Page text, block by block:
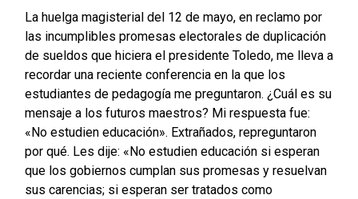
La huelga magisterial del 12 de mayo, en reclamo por
las incumplibles promesas electorales de duplicación
de sueldos que hiciera el presidente Toledo, me lleva a
recordar una reciente conferencia en la que los
estudiantes de pedagogía me preguntaron. ¿Cuál es su
mensaje a los futuros maestros? Mi respuesta fue:
«No estudien educación». Extrañados, repreguntaron
por qué. Les dije: «No estudien educación si esperan
que los gobiernos cumplan sus promesas y resuelvan
sus carencias; si esperan ser tratados como